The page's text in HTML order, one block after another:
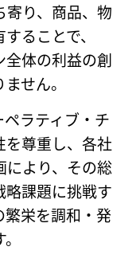
り、商品、物
ることで、
体の利益の創
せん。
ラティブ・チ
を尊重し、各社
により、その総
略課題に挑戦す
繁栄を調和・発